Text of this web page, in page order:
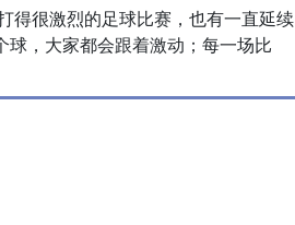
得很激烈的足球比赛，也有一直延续
球，大家都会跟着激动；每一场比